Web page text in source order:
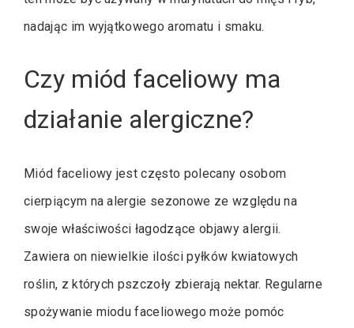
nadając im wyjątkowego aromatu i smaku.
Czy miód faceliowy ma
działanie alergiczne?
Miód faceliowy jest często polecany osobom
cierpiącym na alergie sezonowe ze względu na
swoje właściwości łagodzące objawy alergii.
Zawiera on niewielkie ilości pyłków kwiatowych
roślin, z których pszczoły zbierają nektar. Regularne
spożywanie miodu faceliowego może pomóc